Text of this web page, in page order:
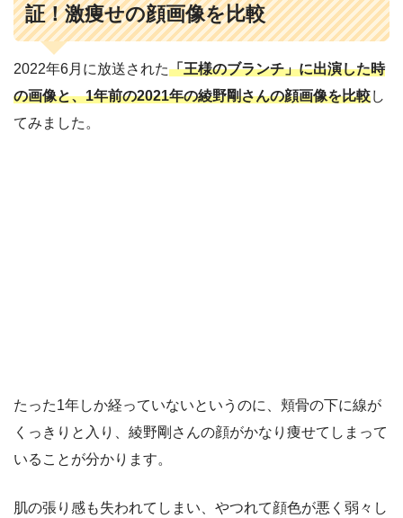
証！激痩せの顔画像を比較
2022年6月に放送された「王様のブランチ」に出演した時
の画像と、1年前の2021年の綾野剛さんの顔画像を比較し
てみました。
たった1年しか経っていないというのに、頬骨の下に線が
くっきりと入り、綾野剛さんの顔がかなり痩せてしまって
いることが分かります。
肌の張り感も失われてしまい、やつれて顔色が悪く弱々し